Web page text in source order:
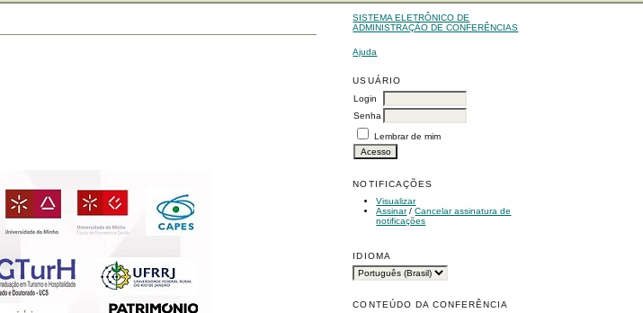
SISTEMA ELETRÔNICO DE
ADMINISTRAÇÃO DE CONFERÊNCIAS
Ajuda
USUÁRIO
Login
Senha
Lembrar de mim
NOTIFICAÇÕES
Visualizar
Assinar/Cancelar assinatura de
notificações
IDIOMA
CONTEÚDO DA CONFERÊNCIA